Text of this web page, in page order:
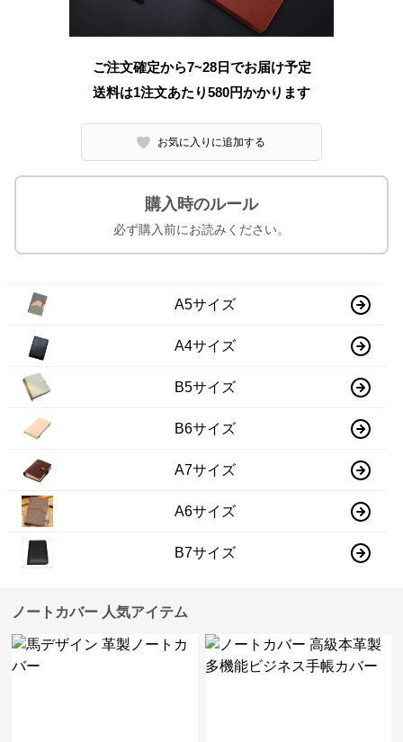
ご注文確定から7~28日でお届け予定
送料は1注文あたり580円かかります
お気に入りに追加する
購入時のルール
必ず購入前にお読みください。
A5サイズ
A4サイズ
B5サイズ
B6サイズ
A7サイズ
A6サイズ
B7サイズ
ノートカバー 人気アイテム